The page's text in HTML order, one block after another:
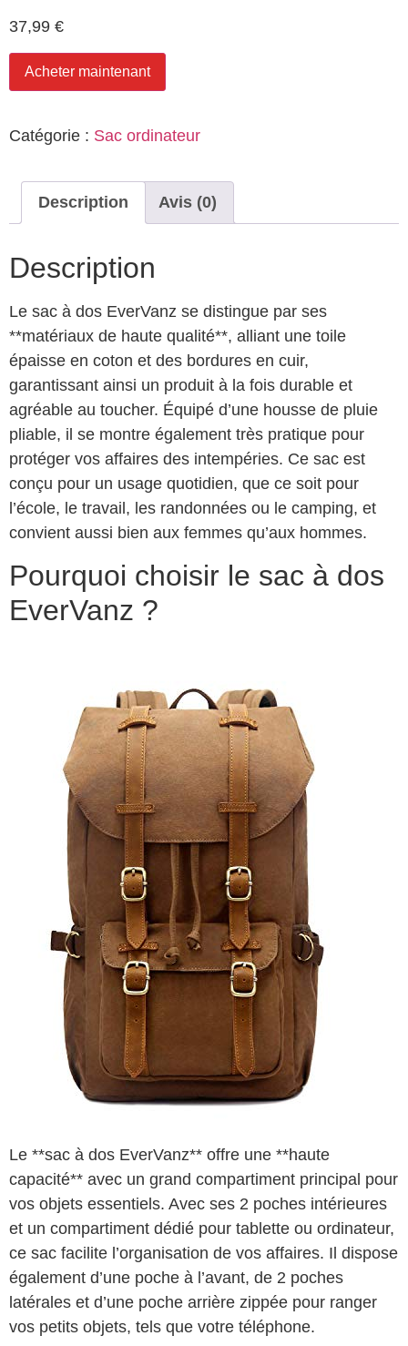
37,99 €
Acheter maintenant
Catégorie : Sac ordinateur
Description Avis (0)
Description
Le sac à dos EverVanz se distingue par ses
**matériaux de haute qualité**, alliant une toile
épaisse en coton et des bordures en cuir,
garantissant ainsi un produit à la fois durable et
agréable au toucher. Équipé d’une housse de pluie
pliable, il se montre également très pratique pour
protéger vos affaires des intempéries. Ce sac est
conçu pour un usage quotidien, que ce soit pour
l’école, le travail, les randonnées ou le camping, et
convient aussi bien aux femmes qu’aux hommes.
Pourquoi choisir le sac à dos
EverVanz ?
Le **sac à dos EverVanz** offre une **haute
capacité** avec un grand compartiment principal pour
vos objets essentiels. Avec ses 2 poches intérieures
et un compartiment dédié pour tablette ou ordinateur,
ce sac facilite l’organisation de vos affaires. Il dispose
également d’une poche à l’avant, de 2 poches
latérales et d’une poche arrière zippée pour ranger
vos petits objets, tels que votre téléphone.